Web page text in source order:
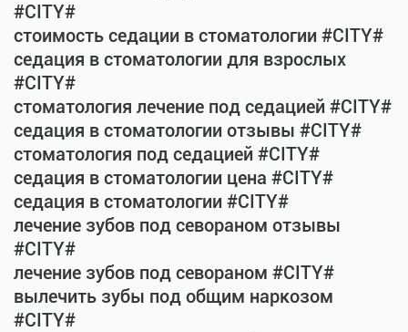
#CITY#
стоимость седации в стоматологии #CITY#
седация в стоматологии для взрослых
#CITY#
стоматология лечение под седацией #CITY#
седация в стоматологии отзывы #CITY#
стоматология под седацией #CITY#
седация в стоматологии цена #CITY#
седация в стоматологии #CITY#
лечение зубов под севораном отзывы
#CITY#
лечение зубов под севораном #CITY#
вылечить зубы под общим наркозом
#CITY#